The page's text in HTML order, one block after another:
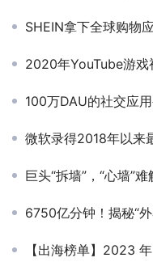
SHEIN拿下全球购物
2020年YouTube游戏
100万DAU的社交应用
微软录得2018年以来
巨头“拆墙”，“心墙”难
6750亿分钟！揭秘“
【出海榜单】2023 年